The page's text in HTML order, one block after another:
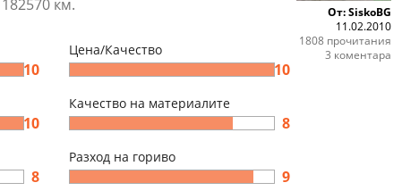
182570 км.
10
10
8
Цена/Качество
10
Качество на материалите
8
Разход на гориво
9
От: SiskoBG
11.02.2010
1808 прочитания
3 коментара